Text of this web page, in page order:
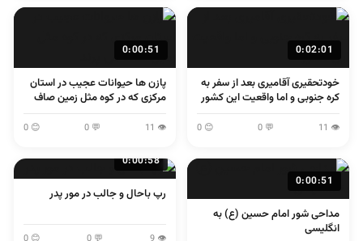
0:02:01
خودتحقیری آقامیری بعد از سفر به
کره جنوبی و اما واقعیت این کشور
👁 11
💬 0
😊 0
0:00:51
پازن ها حیوانات عجیب در استان
مرکزی که در کوه مثل زمین صاف
👁 11
💬 0
😊 0
0:00:51
مداحی شور امام حسین (ع) به
انگلیسی
0:00:58
رپ باحال و جالب در مور پدر